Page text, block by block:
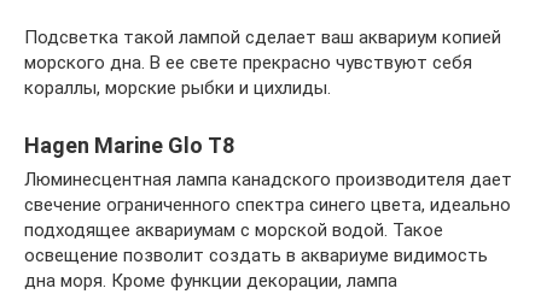
Подсветка такой лампой сделает ваш аквариум копией
морского дна. В ее свете прекрасно чувствуют себя
кораллы, морские рыбки и цихлиды.
Hagen Marine Glo Т8
Люминесцентная лампа канадского производителя дает
свечение ограниченного спектра синего цвета, идеально
подходящее аквариумам с морской водой. Такое
освещение позволит создать в аквариуме видимость
дна моря. Кроме функции декорации, лампа